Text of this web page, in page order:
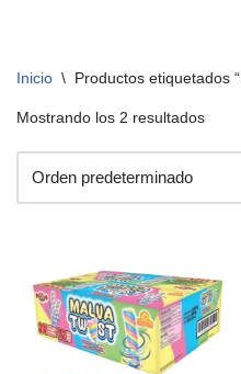
Inicio \ Productos etiquetados
Mostrando los 2 resultados